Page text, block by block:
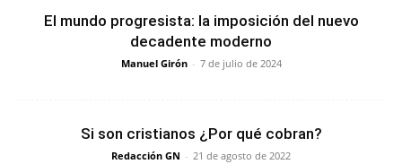
El mundo progresista: la imposición del nuevo
decadente moderno
Manuel Girón - 7 de julio de 2024
Si son cristianos ¿Por qué cobran?
Redacción GN - 21 de agosto de 2022